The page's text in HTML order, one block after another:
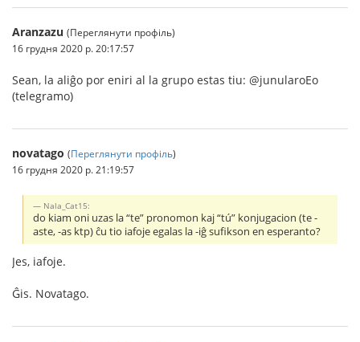
Aranzazu (Переглянути профіль)
16 грудня 2020 р. 20:17:57
Sean, la aliĝo por eniri al la grupo estas tiu: @junularoEo
(telegramo)
novatago (Переглянути профіль)
16 грудня 2020 р. 21:19:57
Nala_Cat15:
do kiam oni uzas la “te” pronomon kaj “tú” konjugacion (te -
aste, -as ktp) ĉu tio iafoje egalas la -iĝ sufikson en esperanto?
Jes, iafoje.
Ĝis. Novatago.